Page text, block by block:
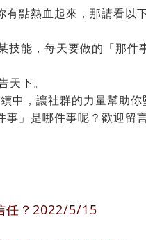
有點熱血起來，那請看以
技能，每天要做的「那件
天下。
中，讓社群的力量幫助你
」是哪件事呢？歡迎留
任？2022/5/15